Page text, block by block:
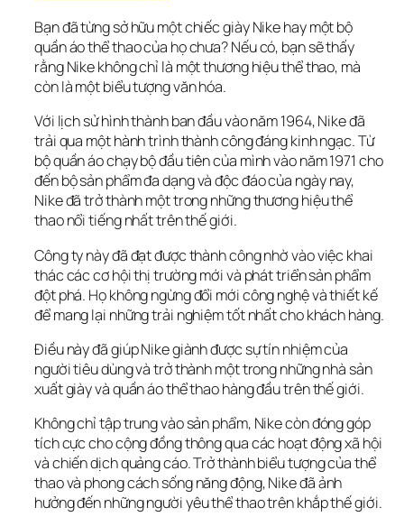
Bạn đã từng sở hữu một chiếc giày Nike hay một bộ
quần áo thể thao của họ chưa? Nếu có, bạn sẽ thấy
rằng Nike không chỉ là một thương hiệu thể thao, mà
còn là một biểu tượng văn hóa.
Với lịch sử hình thành ban đầu vào năm 1964, Nike đã
trải qua một hành trình thành công đáng kinh ngạc. Từ
bộ quần áo chạy bộ đầu tiên của mình vào năm 1971 cho
đến bộ sản phẩm đa dạng và độc đáo của ngày nay,
Nike đã trở thành một trong những thương hiệu thể
thao nổi tiếng nhất trên thế giới.
Công ty này đã đạt được thành công nhờ vào việc khai
thác các cơ hội thị trường mới và phát triển sản phẩm
đột phá. Họ không ngừng đổi mới công nghệ và thiết kế
Điều này đã giúp Nike giành được sự tín nhiệm của
người tiêu dùng và trở thành một trong những nhà sản
xuất giày và quần áo thể thao hàng đầu trên thế giới.
Không chỉ tập trung vào sản phẩm, Nike còn đóng góp
tích cực cho cộng đồng thông qua các hoạt động xã hội
và chiến dịch quảng cáo. Trở thành biểu tượng của thể
thao và phong cách sống năng động, Nike đã ảnh
hưởng đến những người yêu thể thao trên khắp thế giới.